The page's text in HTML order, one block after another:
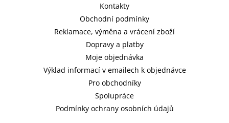
Kontakty
Obchodní podmínky
Reklamace, výměna a vrácení zboží
Dopravy a platby
Moje objednávka
Výklad informací v emailech k objednávce
Pro obchodníky
Spolupráce
Podmínky ochrany osobních údajů